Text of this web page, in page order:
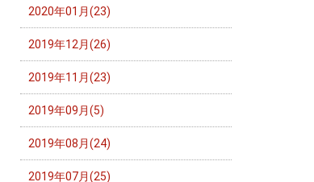
2020年01月(23)
2019年12月(26)
2019年11月(23)
2019年09月(5)
2019年08月(24)
2019年07月(25)